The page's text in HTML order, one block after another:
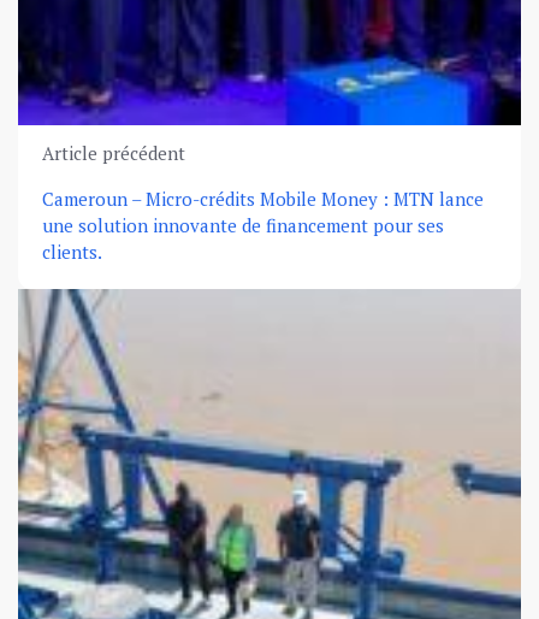
Article précédent
Cameroun – Micro-crédits Mobile Money : MTN lance
une solution innovante de financement pour ses
clients.